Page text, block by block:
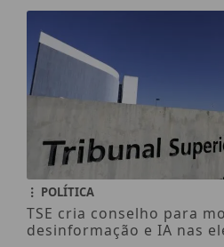
POLÍTICA
TSE cria conselho para
desinformação e IA nas